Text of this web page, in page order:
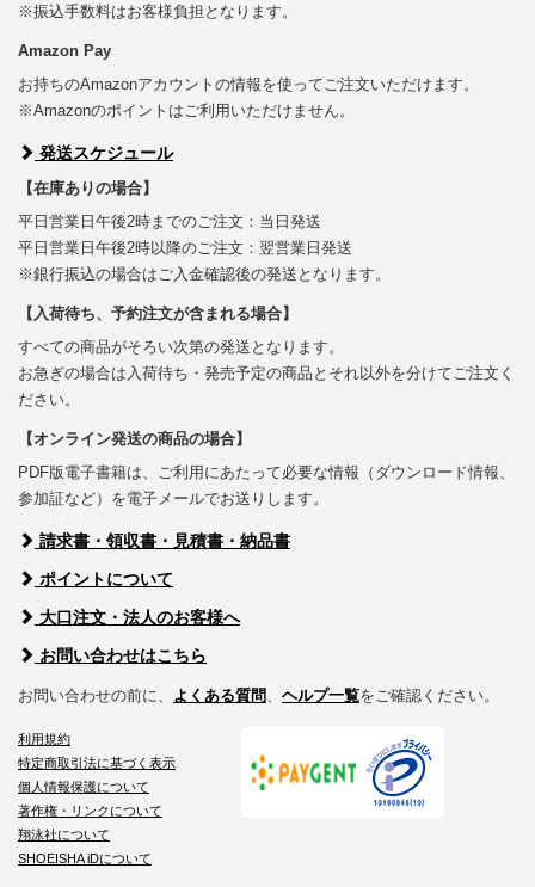
※振込手数料はお客様負担となります。
Amazon Pay
お持ちのAmazonアカウントの情報を使ってご注文いただけます。
※Amazonのポイントはご利用いただけません。
発送スケジュール
【在庫ありの場合】
平日営業日午後2時までのご注文：当日発送
平日営業日午後2時以降のご注文：翌営業日発送
※銀行振込の場合はご入金確認後の発送となります。
【入荷待ち、予約注文が含まれる場合】
すべての商品がそろい次第の発送となります。
お急ぎの場合は入荷待ち・発売予定の商品とそれ以外を分けてご注文く
ださい。
【オンライン発送の商品の場合】
PDF版電子書籍は、ご利用にあたって必要な情報（ダウンロード情報、
参加証など）を電子メールでお送りします。
請求書・領収書・見積書・納品書
ポイントについて
大口注文・法人のお客様へ
お問い合わせはこちら
お問い合わせの前に、 よくある質問 ヘルプ一覧をご確認ください。
利用規約
特定商取引法に基づく表示
個人情報保護について
著作権・リンクについて
翔泳社について
SHOEISHA iDについて